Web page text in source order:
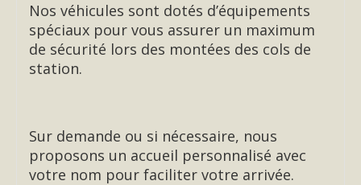
Nos véhicules sont dotés d’équipements
spéciaux pour vous assurer un maximum
de sécurité lors des montées des cols de
station.
Sur demande ou si nécessaire, nous
proposons un accueil personnalisé avec
votre nom pour faciliter votre arrivée.